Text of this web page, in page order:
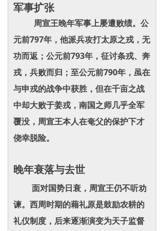
军事扩张
周宣王晚年军事上屡遭败绩。公
元前797年，他派兵攻打太原之戎，无
功而返；公元前793年，征讨条戎、奔
戎，兵败而归；至公元前790年，虽在
与申戎的战争中获胜，但在千亩之战
中却大败于姜戎，南国之师几乎全军
覆没，周宣王本人在奄父的保护下才
侥幸脱险。
晚年衰落与去世
面对国势日衰，周宣王仍不听劝
谏。西周时期的藉礼原是鼓励农耕的
礼仪制度，后来逐渐演变为天子监督